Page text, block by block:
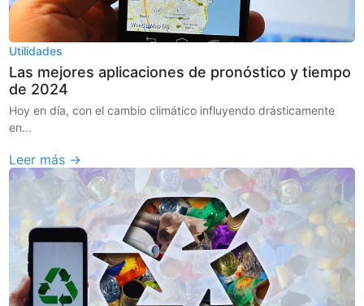
Utilidades
Las mejores aplicaciones de pronóstico y tiempo
de 2024
Hoy en día, con el cambio climático influyendo drásticamente
en...
Leer más →